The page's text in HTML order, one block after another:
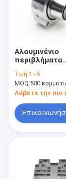
Αλουμινένιο
περιβλήματα
Τιμή:1~5
MOQ:500